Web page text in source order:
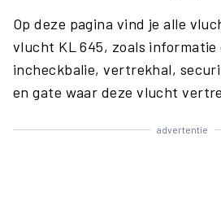
Op deze pagina vind je alle
vlucht KL 645, zoals informatie
incheckbalie, vertrekhal,
en gate waar deze vlucht
advertentie